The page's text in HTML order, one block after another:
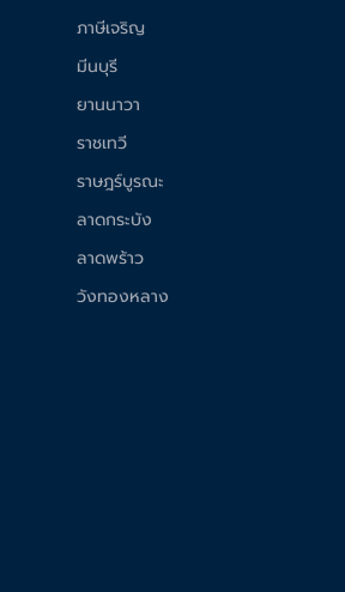
ภาษีเจริญ
มีนบุรี
ยานนาวา
ราชเทวี
ราษฎร์บูรณะ
ลาดกระบัง
ลาดพร้าว
วังทองหลาง